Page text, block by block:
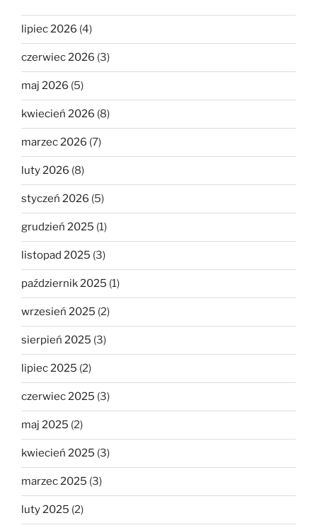
lipiec 2026 (4)
czerwiec 2026 (3)
maj 2026 (5)
kwiecień 2026 (8)
marzec 2026 (7)
luty 2026 (8)
styczeń 2026 (5)
grudzień 2025 (1)
listopad 2025 (3)
październik 2025 (1)
wrzesień 2025 (2)
sierpień 2025 (3)
lipiec 2025 (2)
czerwiec 2025 (3)
maj 2025 (2)
kwiecień 2025 (3)
marzec 2025 (3)
luty 2025 (2)